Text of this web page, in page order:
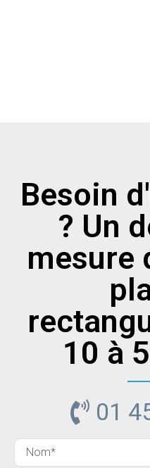
Besoin
? Un
mesure
10 à
01